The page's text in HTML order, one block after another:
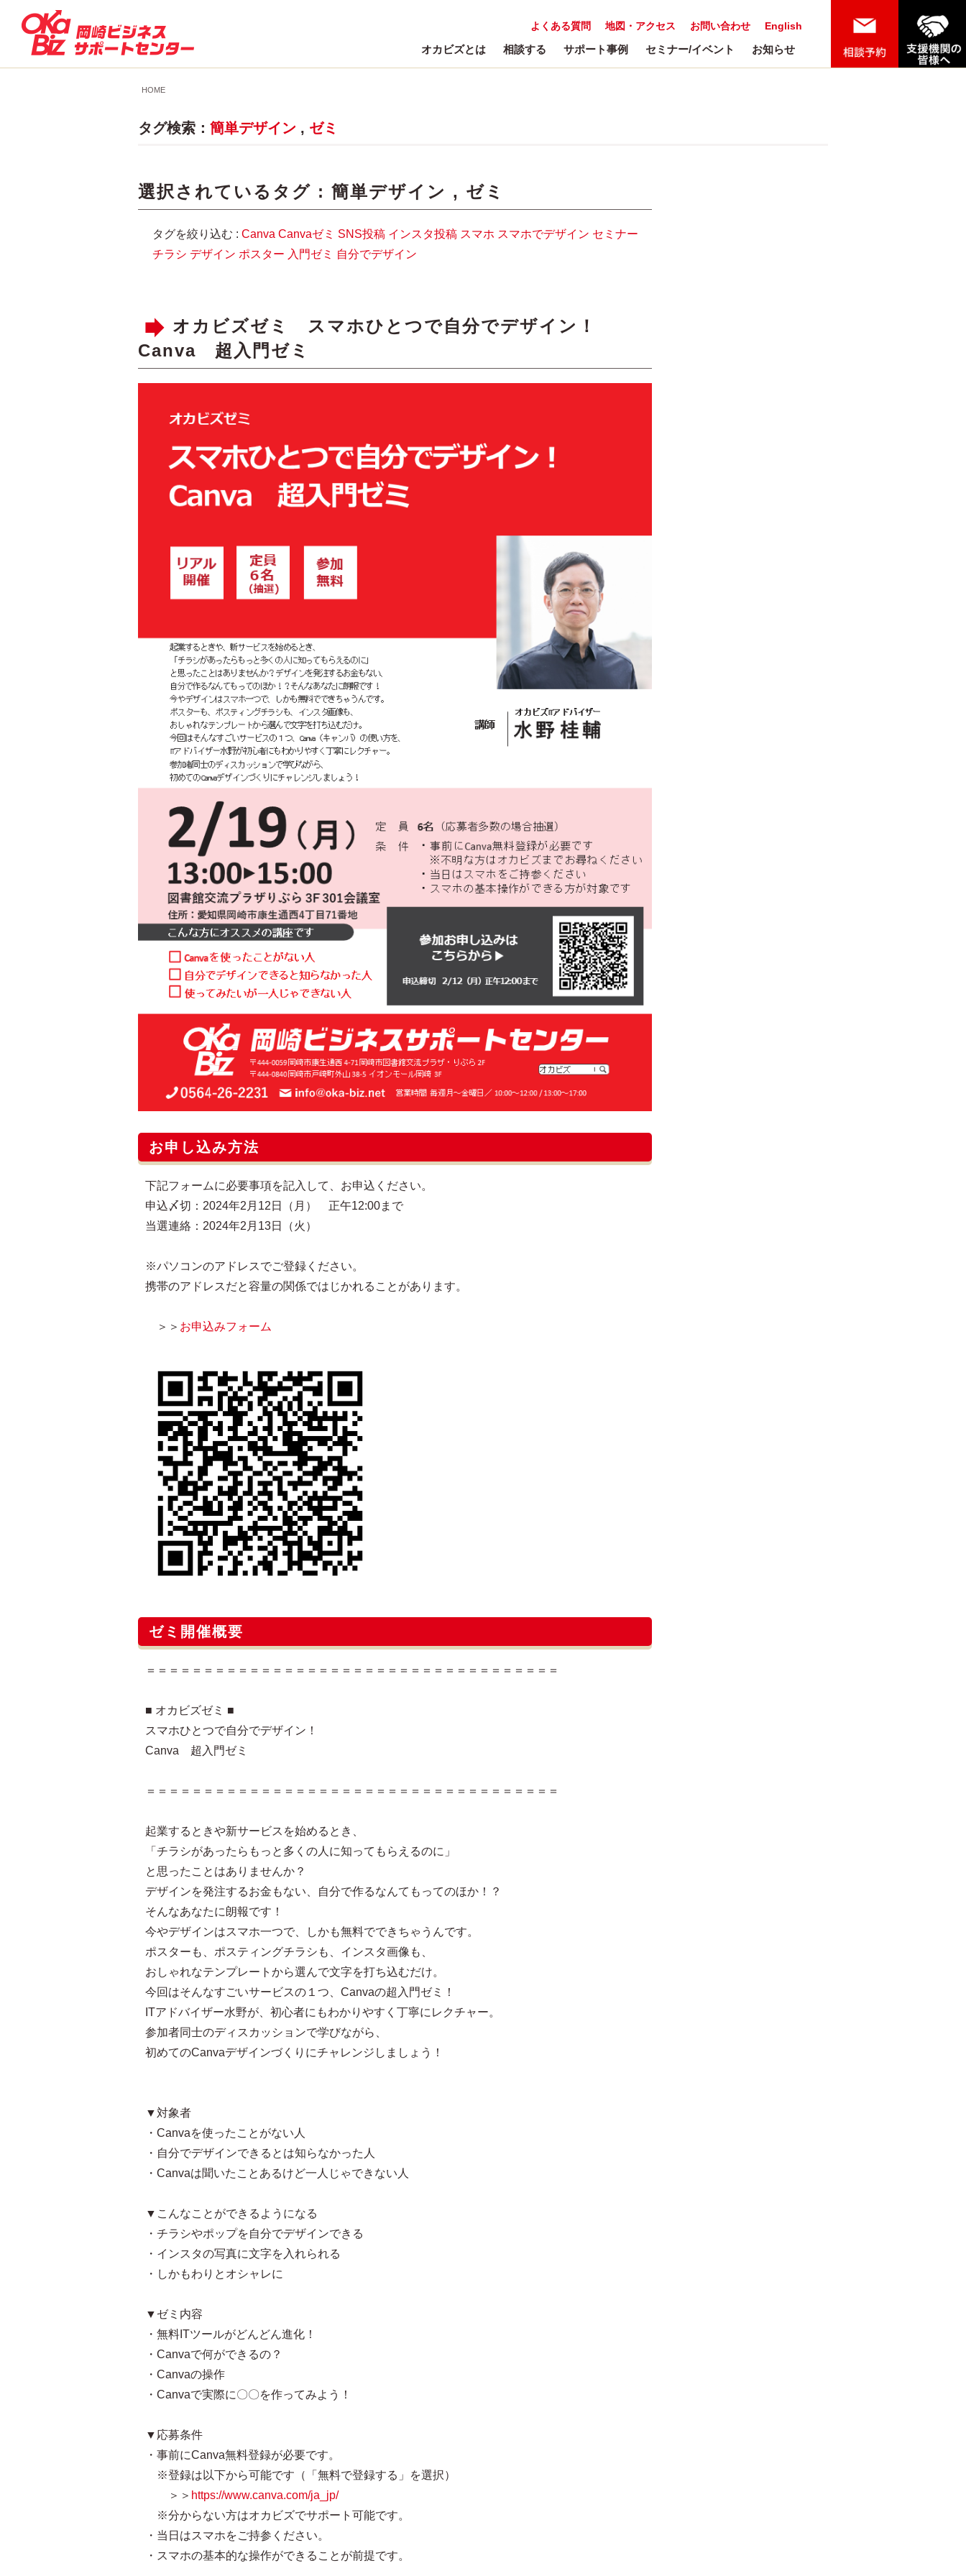
English
お問い合わせ
地図・アクセス
よくある質問
オカビズとは 相談する サポート事例 セミナー/イベント お知らせ
HOME
タグ検索： 簡単デザイン , ゼミ
選択されているタグ : 簡単デザイン , ゼミ
タグを絞り込む : Canva Canvaゼミ SNS投稿 インスタ投稿 スマホ スマホでデザイン セミナー
チラシ デザイン ポスター 入門ゼミ 自分でデザイン
オカビズゼミ スマホひとつで自分でデザイン！
Canva 超入門ゼミ
お申し込み方法
下記フォームに必要事項を記入して、お申込ください。
申込〆切：2024年2月12日（月） 正午12:00まで
当選連絡：2024年2月13日（火）
※パソコンのアドレスでご登録ください。
携帯のアドレスだと容量の関係ではじかれることがあります。
＞＞ お申込みフォーム
ゼミ開催概要
＝＝＝＝＝＝＝＝＝＝＝＝＝＝＝＝＝＝＝＝＝＝＝＝＝＝＝＝＝＝＝＝＝＝＝＝
■ オカビズゼミ ■
スマホひとつで自分でデザイン！
Canva 超入門ゼミ
＝＝＝＝＝＝＝＝＝＝＝＝＝＝＝＝＝＝＝＝＝＝＝＝＝＝＝＝＝＝＝＝＝＝＝＝
起業するときや新サービスを始めるとき、
「チラシがあったらもっと多くの人に知ってもらえるのに」
と思ったことはありませんか？
デザインを発注するお金もない、自分で作るなんてもってのほか！？
そんなあなたに朗報です！
今やデザインはスマホ一つで、しかも無料でできちゃうんです。
ポスターも、ポスティングチラシも、インスタ画像も、
おしゃれなテンプレートから選んで文字を打ち込むだけ。
今回はそんなすごいサービスの１つ、Canvaの超入門ゼミ！
ITアドバイザー水野が、初心者にもわかりやすく丁寧にレクチャー。
参加者同士のディスカッションで学びながら、
初めてのCanvaデザインづくりにチャレンジしましょう！
▼対象者
・Canvaを使ったことがない人
・自分でデザインできるとは知らなかった人
・Canvaは聞いたことあるけど一人じゃできない人
▼こんなことができるようになる
・チラシやポップを自分でデザインできる
・インスタの写真に文字を入れられる
・しかもわりとオシャレに
▼ゼミ内容
・無料ITツールがどんどん進化！
・Canvaで何ができるの？
・Canvaの操作
・Canvaで実際に〇〇を作ってみよう！
▼応募条件
・事前にCanva無料登録が必要です。
※登録は以下から可能です（「無料で登録する」を選択）
＞＞ https://www.canva.com/ja_jp/
※分からない方はオカビズでサポート可能です。
・当日はスマホをご持参ください。
・スマホの基本的な操作ができることが前提です。